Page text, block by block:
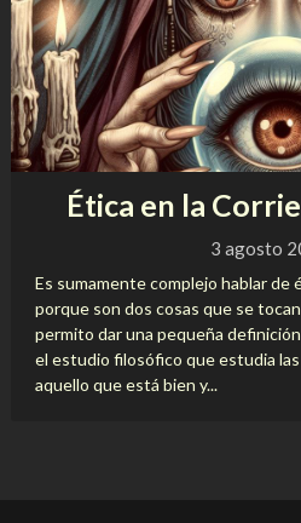
Ética en la
3 agosto
Es sumamente complejo hablar de
porque son dos cosas que se
permito dar una pequeña
el estudio filosófico que estudia
aquello que está bien y...